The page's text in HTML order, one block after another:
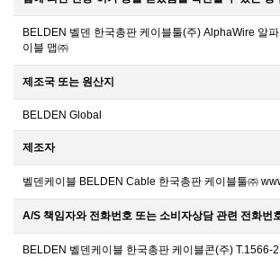
BELDEN 벨덴 한국총판 케이블툴(주) AlphaWire 알
이블 맵㈜
제조국 또는 원산지
BELDEN Global
제조자
벨덴케이블 BELDEN Cable 한국총판 케이블툴㈜
A/S 책임자와 전화번호 또는 소비자상담 관련 전화번
BELDEN 벨덴케이블 한국총판 케이블콘(주) T.1566-